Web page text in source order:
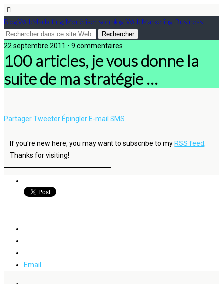
Blog WebMarketing, Monétiser son blog, Web Marketing, Business
22 septembre 2011 • 9 commentaires
100 articles, je vous donne la
suite de ma stratégie …
PartagerTweeter Épingler E-mail SMS
If you're new here, you may want to subscribe to my RSS feed.
Thanks for visiting!
Email